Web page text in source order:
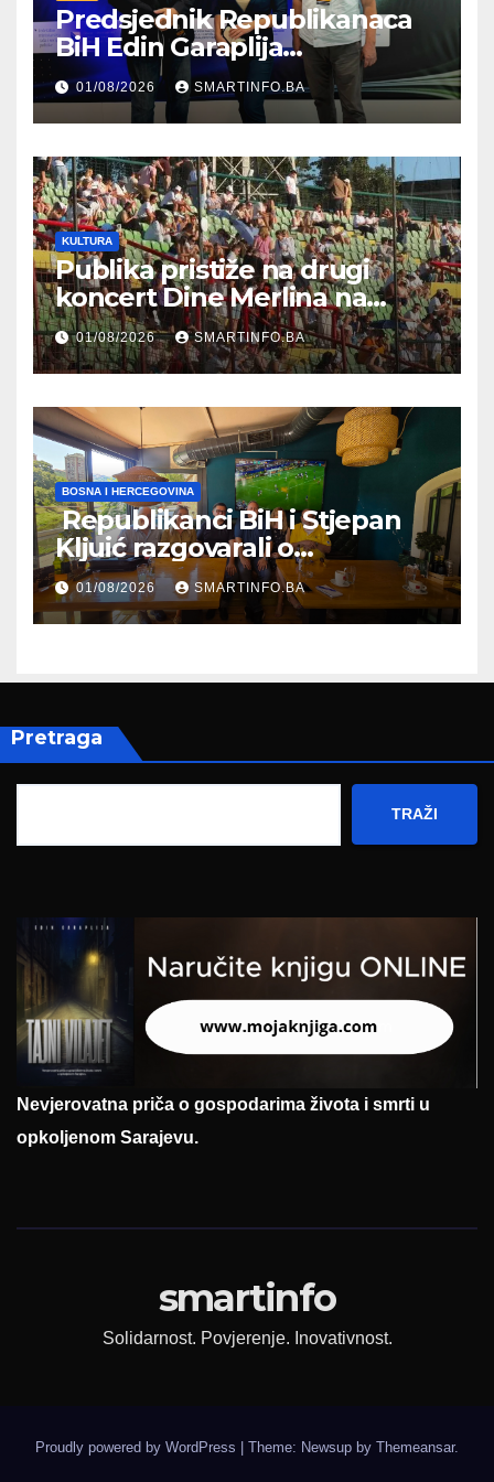
Predsjednik Republikanaca
BiH Edin Garaplija
prisustvovao prezentaciji
Federalnog sajma
zapošljavanja
01/08/2026 SMARTINFO.BA
KULTURA
Publika pristiže na drugi
koncert Dine Merlina na
Koševu
01/08/2026 SMARTINFO.BA
BOSNA I HERCEGOVINA
Republikanci BiH i Stjepan
Kljuić razgovarali o
evropskom putu Bosne i
Hercegovine
01/08/2026 SMARTINFO.BA
Pretraga
TRAŽI
Nevjerovatna priča o gospodarima života i smrti u
opkoljenom Sarajevu.
smartinfo
Solidarnost. Povjerenje. Inovativnost.
Proudly powered by WordPress Theme: Newsup by Themeansar.